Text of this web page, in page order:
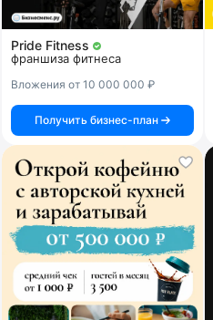
Pride Fitness
франшиза фитнеса
Вложения от 10 000 000 ₽
Получить бизнес-план